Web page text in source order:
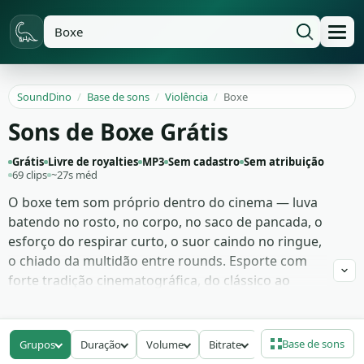
SoundDino / Base de sons / Violência / Boxe
Sons de Boxe Grátis
Grátis Livre de royalties MP3 Sem cadastro Sem atribuição
69 clips ~27s méd
O boxe tem som próprio dentro do cinema — luva
batendo no rosto, no corpo, no saco de pancada, o
esforço do respirar curto, o suor caindo no ringue,
o chiado da multidão entre rounds. Esporte com
forte tradição cinematográfica, do clássico ao
vender o impacto de cada golpe.
A biblioteca cobre 69 faixas de luta de boxe — jab,
Grupos Duração Volume Bitrate Base de sons